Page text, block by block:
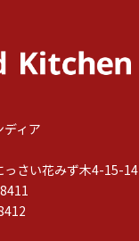
ィア
っさい花みず木4-15-14